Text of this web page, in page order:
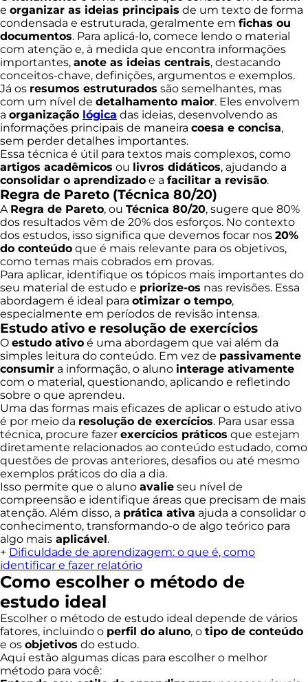
e organizar as ideias principais de um texto de forma
condensada e estruturada, geralmente em fichas ou
documentos. Para aplicá-lo, comece lendo o material
com atenção e, à medida que encontra informações
importantes, anote as ideias centrais, destacando
conceitos-chave, definições, argumentos e exemplos.
Já os resumos estruturados são semelhantes, mas
com um nível de detalhamento maior. Eles envolvem
a organização lógica das ideias, desenvolvendo as
informações principais de maneira coesa e concisa,
sem perder detalhes importantes.
Essa técnica é útil para textos mais complexos, como
artigos acadêmicos ou livros didáticos, ajudando a
consolidar o aprendizado e a facilitar a revisão.
Regra de Pareto (Técnica 80/20)
A Regra de Pareto, ou Técnica 80/20, sugere que 80%
dos resultados vêm de 20% dos esforços. No contexto
dos estudos, isso significa que devemos focar nos 20%
do conteúdo que é mais relevante para os objetivos,
como temas mais cobrados em provas.
Para aplicar, identifique os tópicos mais importantes do
seu material de estudo e priorize-os nas revisões. Essa
abordagem é ideal para otimizar o tempo,
especialmente em períodos de revisão intensa.
Estudo ativo e resolução de exercícios
O estudo ativo é uma abordagem que vai além da
simples leitura do conteúdo. Em vez de passivamente
consumir a informação, o aluno interage ativamente
com o material, questionando, aplicando e refletindo
sobre o que aprendeu.
Uma das formas mais eficazes de aplicar o estudo ativo
é por meio da resolução de exercícios. Para usar essa
técnica, procure fazer exercícios práticos que estejam
diretamente relacionados ao conteúdo estudado, como
questões de provas anteriores, desafios ou até mesmo
exemplos práticos do dia a dia.
Isso permite que o aluno avalie seu nível de
compreensão e identifique áreas que precisam de mais
atenção. Além disso, a prática ativa ajuda a consolidar o
conhecimento, transformando-o de algo teórico para
algo mais aplicável.
+ Dificuldade de aprendizagem: o que é, como
identificar e fazer relatório
Como escolher o método de
estudo ideal
Escolher o método de estudo ideal depende de vários
fatores, incluindo o perfil do aluno, o tipo de conteúdo
e os objetivos do estudo.
Aqui estão algumas dicas para escolher o melhor
método para você: